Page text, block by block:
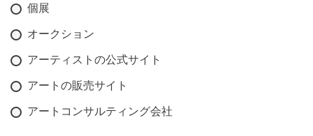
個展
オークション
アーティストの公式サイト
アートの販売サイト
アートコンサルティング会社